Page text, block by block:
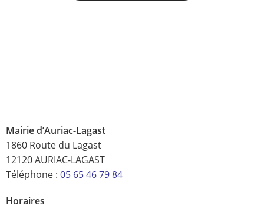
Mairie d’Auriac-Lagast
1860 Route du Lagast
12120 AURIAC-LAGAST
Téléphone : 05 65 46 79 84
Horaires